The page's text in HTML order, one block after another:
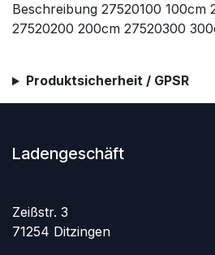
Beschreibung 27520100 100cm
27520200 200cm 27520300
Produktsicherheit / GPSR
Ladengeschäft
Zeißstr. 3
71254 Ditzingen